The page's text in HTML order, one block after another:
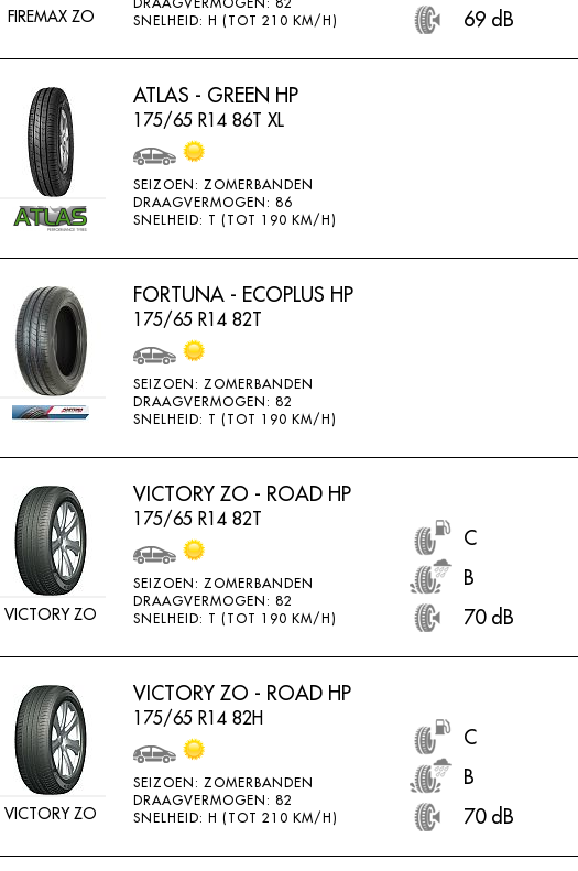
FIREMAX ZO
SNELHEID: H (TOT 210 KM/H)
69 dB
ATLAS - GREEN HP
175/65 R14 86T XL
SEIZOEN: ZOMERBANDEN
DRAAGVERMOGEN: 86
SNELHEID: T (TOT 190 KM/H)
FORTUNA - ECOPLUS HP
175/65 R14 82T
SEIZOEN: ZOMERBANDEN
DRAAGVERMOGEN: 82
SNELHEID: T (TOT 190 KM/H)
VICTORY ZO
VICTORY ZO - ROAD HP
175/65 R14 82T
SEIZOEN: ZOMERBANDEN
DRAAGVERMOGEN: 82
SNELHEID: T (TOT 190 KM/H)
C
B
70 dB
VICTORY ZO
VICTORY ZO - ROAD HP
175/65 R14 82H
SEIZOEN: ZOMERBANDEN
DRAAGVERMOGEN: 82
SNELHEID: H (TOT 210 KM/H)
C
B
70 dB